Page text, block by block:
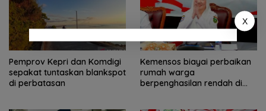
Pemprov Kepri dan Komdigi
sepakat tuntaskan blankspot
di perbatasan
Kemensos biayai perbaikan
rumah warga
berpenghasilan rendah di
X